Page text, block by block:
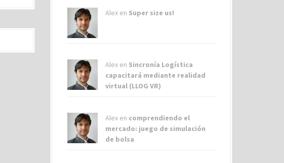
Alex en Super size us!
Alex en Sincronía Logística
capacitará mediante realidad
virtual (LLOG VR)
Alex en comprendiendo el
mercado: juego de simulación
de bolsa